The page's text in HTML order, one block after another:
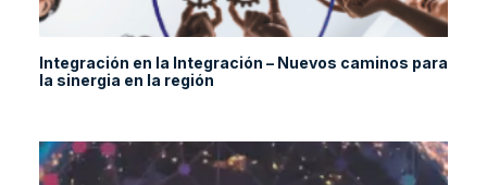
Integración en la Integración – Nuevos caminos para
la sinergia en la región